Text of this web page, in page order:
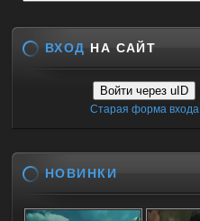
ВХОД НА САЙТ
Войти через uID
Старая форма входа
НОВИНКИ